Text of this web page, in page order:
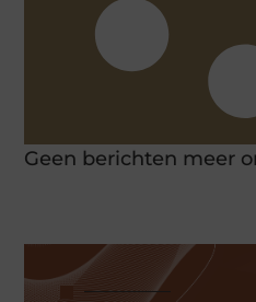
Geen berichten meer